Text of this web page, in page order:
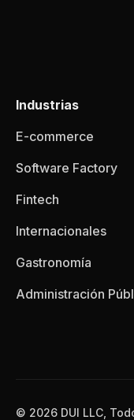
Industrias
E-commerce
Software Factory
Fintech
Internacionales
Gastronomía
Administración
© 2026 DUI LLC,